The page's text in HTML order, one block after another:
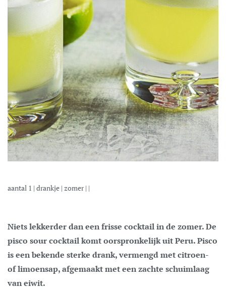
aantal 1 | drankje | zomer| |
Niets lekkerder dan een frisse cocktail in de zomer. De
pisco sour cocktail komt oorspronkelijk uit Peru. Pisco
is een bekende sterke drank, vermengd met citroen-
of limoensap, afgemaakt met een zachte schuimlaag
van eiwit.